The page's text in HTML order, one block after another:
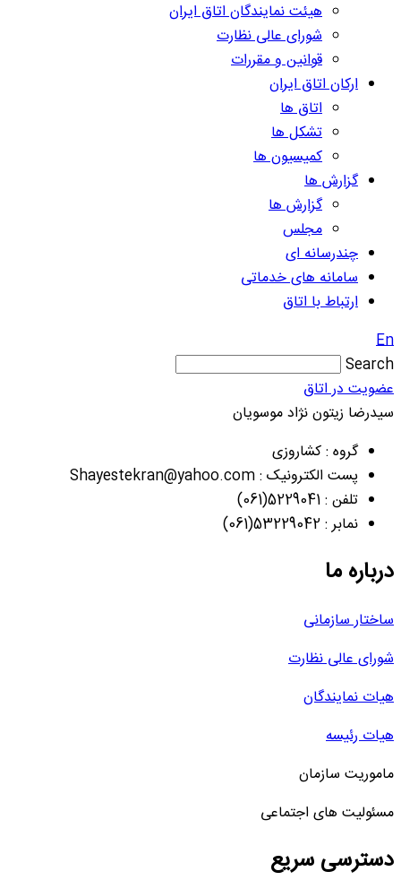
هیئت نمایندگان اتاق ایران
شورای عالی نظارت
قوانین و مقررات
ارکان اتاق ایران
اتاق ها
تشکل ها
کمیسیون ها
گزارش ها
گزارش ها
مجلس
چندرسانه ای
سامانه های خدماتی
ارتباط با اتاق
En
Search
عضویت در اتاق
سیدرضا زیتون نژاد موسویان
گروه : کشاروزی
پست الکترونیک : Shayestekran@yahoo.com
تلفن : 5229041(061)
نمابر : 53229042(061)
درباره ما
ساختار سازمانی
شورای عالی نظارت
هیات نمایندگان
هیات رئیسه
ماموریت سازمان
مسئولیت های اجتماعی
دسترسی سریع